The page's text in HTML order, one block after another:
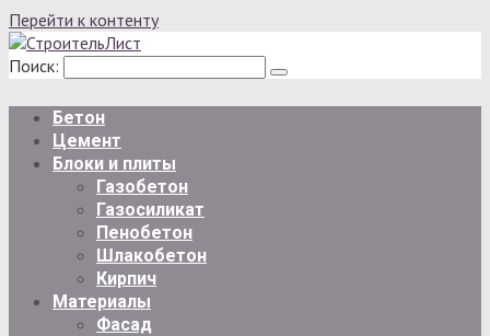
Перейти к контенту
Поиск:
Бетон
Цемент
Блоки и плиты
Газобетон
Газосиликат
Пенобетон
Шлакобетон
Кирпич
Материалы
Фасад